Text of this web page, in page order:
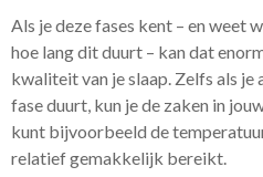
Als je deze fases kent – en weet
hoe lang dit duurt – kan dat
kwaliteit van je slaap. Zelfs als je
fase duurt, kun je de zaken in
kunt bijvoorbeeld de
relatief gemakkelijk bereikt.